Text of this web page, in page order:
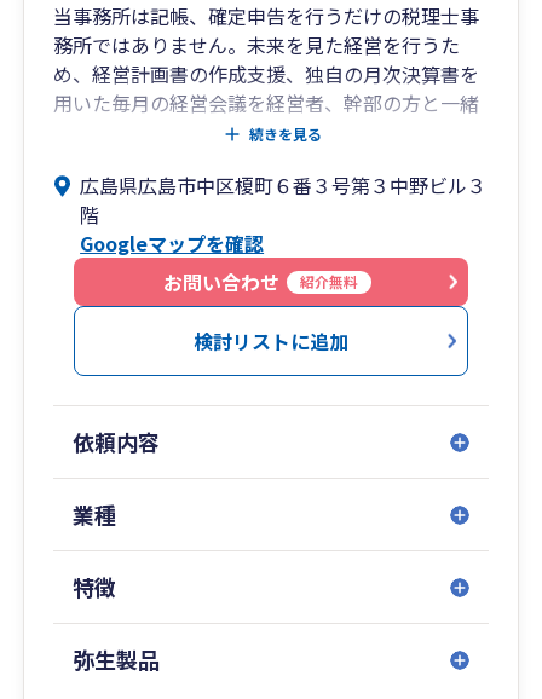
当事務所は記帳、確定申告を行うだけの税理士事
務所ではありません。未来を見た経営を行うた
め、経営計画書の作成支援、独自の月次決算書を
用いた毎月の経営会議を経営者、幹部の方と一緒
に行っていきます。これにより儲かり、かつお金
続きを見る
広島県広島市中区榎町６番３号第３中野ビル３
階
Googleマップを確認
お問い合わせ
紹介無料
検討リストに追加
依頼内容
業種
特徴
弥生製品